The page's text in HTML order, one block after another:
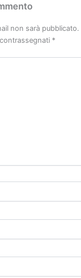
non sarà pubblicato.
*